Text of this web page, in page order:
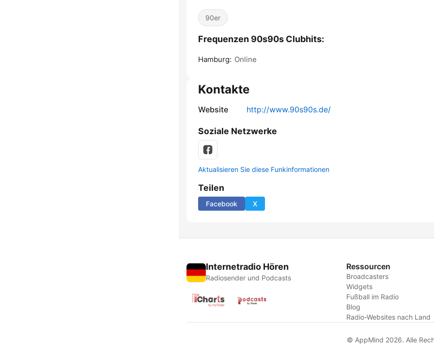
90er
Frequenzen 90s90s Clubhits:
Hamburg: Online
Kontakte
Website http://www.90s90s.de/
Soziale Netzwerke
Aktualisieren Sie diese Funkinformationen
Teilen
Facebook X
Internetradio Hören
Radiosender und Podcasts
Ressourcen
Broadcasters
Widgets
Fußball im Radio
Blog
Radio-Websites nach Land
© AppMind 2026. Alle